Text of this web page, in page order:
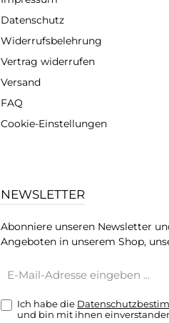
Datenschutz
Widerrufsbelehrung
Vertrag widerrufen
Versand
FAQ
Cookie-Einstellungen
NEWSLETTER
Abonniere unseren Newsletter
Angeboten in unserem Shop,
Mail-
Ich habe die
und bin mit ihnen